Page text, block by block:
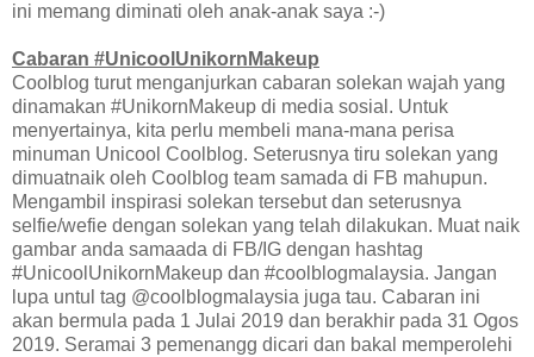
ini memang diminati oleh anak-anak saya :-)
Cabaran #UnicoolUnikornMakeup
Coolblog turut menganjurkan cabaran solekan wajah yang
dinamakan #UnikornMakeup di media sosial. Untuk
menyertainya, kita perlu membeli mana-mana perisa
minuman Unicool Coolblog. Seterusnya tiru solekan yang
dimuatnaik oleh Coolblog team samada di FB mahupun.
Mengambil inspirasi solekan tersebut dan seterusnya
selfie/wefie dengan solekan yang telah dilakukan. Muat naik
gambar anda samaada di FB/IG dengan hashtag
#UnicoolUnikornMakeup dan #coolblogmalaysia. Jangan
lupa untul tag @coolblogmalaysia juga tau. Cabaran ini
akan bermula pada 1 Julai 2019 dan berakhir pada 31 Ogos
2019. Seramai 3 pemenangg dicari dan bakal memperolehi